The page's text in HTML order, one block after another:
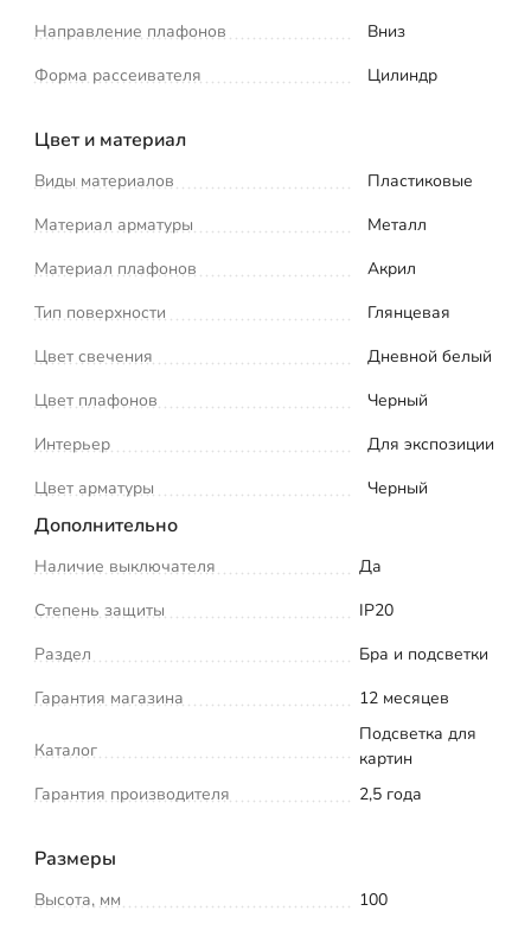
Направление плафонов
Вниз
Форма рассеивателя
Цилиндр
Цвет и материал
Виды материалов
Пластиковые
Материал арматуры
Металл
Материал плафонов
Акрил
Тип поверхности
Глянцевая
Цвет свечения
Дневной белый
Цвет плафонов
Черный
Интерьер
Для экспозиции
Цвет арматуры
Черный
Дополнительно
Наличие выключателя
Да
Степень защиты
IP20
Раздел
Бра и подсветки
Гарантия магазина
12 месяцев
Каталог
Подсветка для
картин
Гарантия производителя
2,5 года
Размеры
Высота, мм
100